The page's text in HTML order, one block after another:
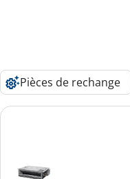
Pièces de rechange